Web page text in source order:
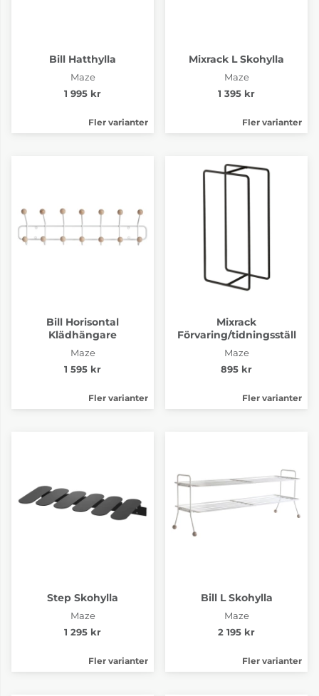
Bill Hatthylla
Maze
1 995 kr
Fler varianter
Mixrack L Skohylla
Maze
1 395 kr
Fler varianter
Bill Horisontal
Klädhängare
Maze
1 595 kr
Fler varianter
Mixrack
Förvaring/tidningsställ
Maze
895 kr
Fler varianter
Step Skohylla
Maze
1 295 kr
Fler varianter
Bill L Skohylla
Maze
2 195 kr
Fler varianter